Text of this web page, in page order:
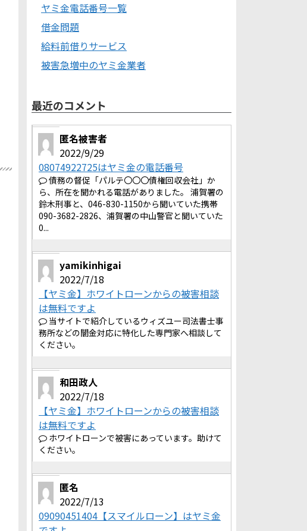
ヤミ金電話番号一覧
借金問題
給料前借りサービス
被害急増中のヤミ金業者
最近のコメント
匿名被害者
2022/9/29
08074922725はヤミ金の電話番号
債務の督促「パルテ〇〇〇債権回収会社」か
ら、所在を聞かれる電話がありました。 浦賀署の
鈴木刑事と、046-830-1150から聞いていた携帯
090-3682-2826、浦賀署の中山警官と聞いていた
0...
yamikinhigai
2022/7/18
【ヤミ金】ホワイトローンからの被害相談
は無料ですよ
当サイトで紹介しているウィズユー司法書士事
務所などの闇金対応に特化した専門家へ相談して
ください。
和田政人
2022/7/18
【ヤミ金】ホワイトローンからの被害相談
は無料ですよ
ホワイトローンで被害にあっています。助けて
ください。
匿名
2022/7/13
09090451404【スマイルローン】はヤミ金